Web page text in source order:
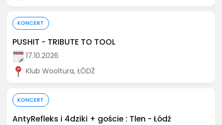
KONCERT
PUSHIT - TRIBUTE TO TOOL
17.10.2026
Klub Wooltura, ŁÓDŹ
KONCERT
AntyRefleks i 4dziki + goście : Tlen - Łódź